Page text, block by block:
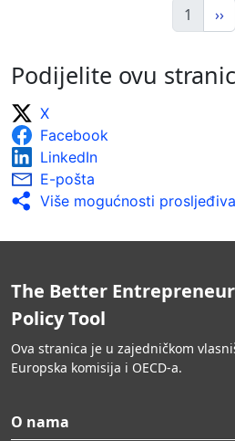
1 ››
Podijelite ovu
X
Facebook
LinkedIn
E-pošta
Više mogućnosti
The Better
Policy Tool
Ova stranica je u zajedničkom
Europska komisija i OECD-a.
O nama